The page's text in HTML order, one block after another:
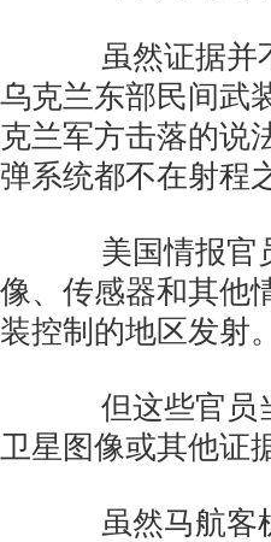
虽然证据并不
乌克兰东部民间武
克兰军方击落的说
弹系统都不在射程
美国情报官员
像、传感器和其他
装控制的地区发射。
但这些官员当
卫星图像或其他证
虽然马航客机